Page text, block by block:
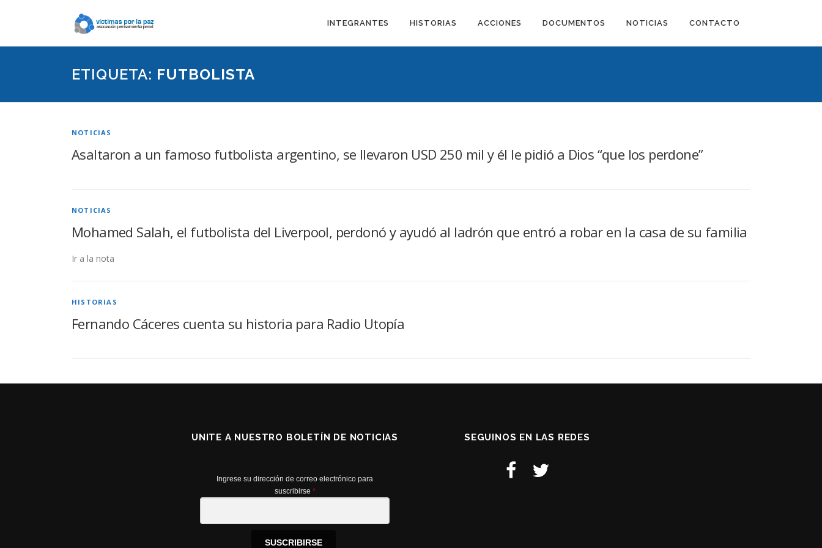
INTEGRANTES HISTORIAS ACCIONES DOCUMENTOS NOTICIAS CONTACTO
ETIQUETA: FUTBOLISTA
NOTICIAS
Asaltaron a un famoso futbolista argentino, se llevaron USD 250 mil y él le pidió a Dios “que los perdone”
NOTICIAS
Mohamed Salah, el futbolista del Liverpool, perdonó y ayudó al ladrón que entró a robar en la casa de su familia
Ir a la nota
HISTORIAS
Fernando Cáceres cuenta su historia para Radio Utopía
UNITE A NUESTRO BOLETÍN DE NOTICIAS
Ingrese su dirección de correo electrónico para
suscribirse *
SUSCRIBIRSE
SEGUINOS EN LAS REDES